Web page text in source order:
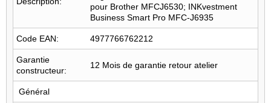
pour Brother MFCJ6530; INKvestment
Business Smart Pro MFC-J6935
Code EAN: 4977766762212
Garantie
constructeur:
12 Mois de garantie retour atelier
Général